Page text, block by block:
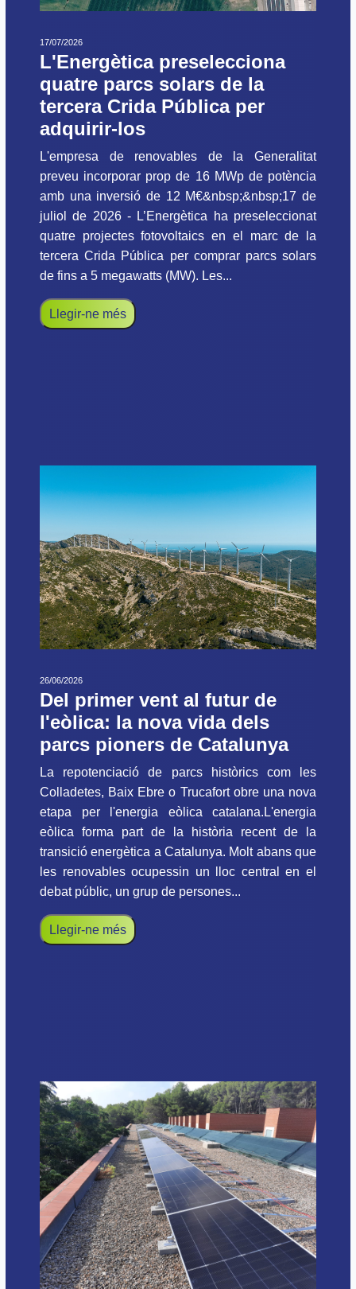
17/07/2026
L'Energètica preselecciona
quatre parcs solars de la
tercera Crida Pública per
adquirir-los
L'empresa de renovables de la Generalitat
preveu incorporar prop de 16 MWp de potència
amb una inversió de 12 M€&nbsp;&nbsp;17 de
juliol de 2026 - L’Energètica ha preseleccionat
quatre projectes fotovoltaics en el marc de la
tercera Crida Pública per comprar parcs solars
de fins a 5 megawatts (MW). Les...
Llegir-ne més
26/06/2026
Del primer vent al futur de
l'eòlica: la nova vida dels
parcs pioners de Catalunya
La repotenciació de parcs històrics com les
Colladetes, Baix Ebre o Trucafort obre una nova
etapa per l'energia eòlica catalana.L'energia
eòlica forma part de la història recent de la
transició energètica a Catalunya. Molt abans que
les renovables ocupessin un lloc central en el
debat públic, un grup de persones...
Llegir-ne més